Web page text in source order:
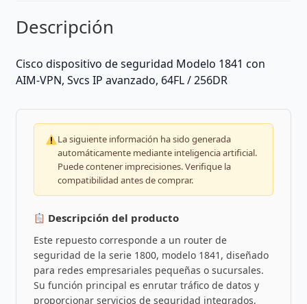
Descripción
Cisco dispositivo de seguridad Modelo 1841 con
AIM-VPN, Svcs IP avanzado, 64FL / 256DR
La siguiente información ha sido generada
automáticamente mediante inteligencia artificial.
Puede contener imprecisiones. Verifique la
compatibilidad antes de comprar.
Descripción del producto
Este repuesto corresponde a un router de
seguridad de la serie 1800, modelo 1841, diseñado
para redes empresariales pequeñas o sucursales.
Su función principal es enrutar tráfico de datos y
proporcionar servicios de seguridad integrados,